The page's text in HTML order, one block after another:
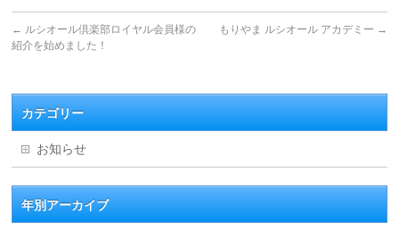
← ルシオール倶楽部ロイヤル会員様の
紹介を始めました！
もりやま ルシオール アカデミー →
カテゴリー
お知らせ
年別アーカイブ